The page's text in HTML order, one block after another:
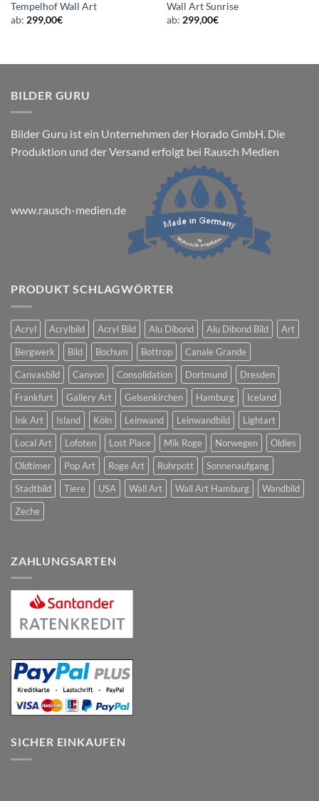
Tempelhof Wall Art
ab: 299,00€
Wall Art Sunrise
ab: 299,00€
BILDER GURU
Bilder Guru ist ein Unternehmen der Horado GmbH. Die
Produktion und der Versand erfolgt bei Rausch Medien
www.rausch-medien.de
PRODUKT SCHLAGWÖRTER
Acryl Acrylbild Acryl Bild Alu Dibond Alu Dibond Bild
Art
Bergwerk
Bild Bochum Bottrop
Canale Grande
Canvasbild
Canyon Consolidation Dortmund
Dresden
Frankfurt
Gallery Art Gelsenkirchen Hamburg
Iceland
Ink Art
Island Köln Leinwand Leinwandbild
Lightart
Local Art
Lofoten Lost Place Mik Roge Norwegen
Oldies
Oldtimer
Pop Art Roge Art Ruhrpott
Sonnenaufgang
Stadtbild
Tiere USA Wall Art Wall Art Hamburg
Wandbild
Zeche
ZAHLUNGSARTEN
SICHER EINKAUFEN